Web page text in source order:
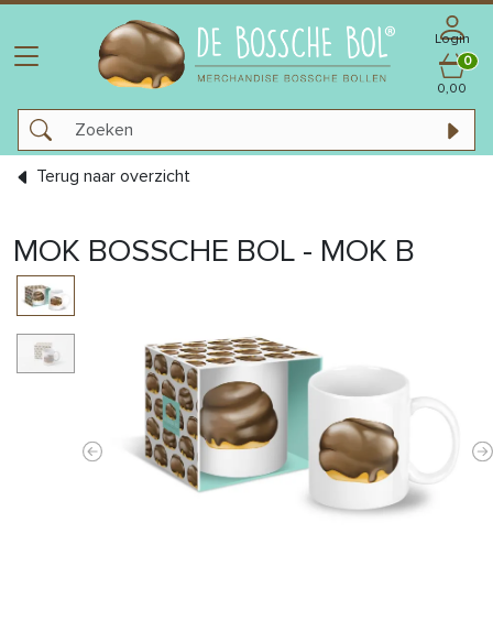
Login
0
0,00
Terug naar overzicht
MOK BOSSCHE BOL - MOK B
Previous